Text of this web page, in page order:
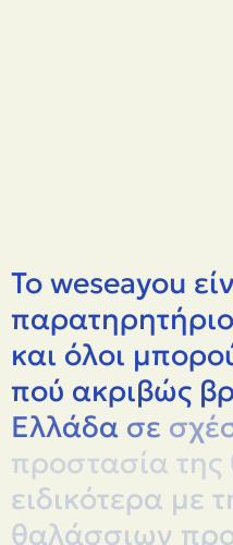
Το weseayou
παρατηρητήριο
και όλοι
πού ακριβώς
Ελλάδα σε
προστασία της
ειδικότερα με
θαλάσσιων